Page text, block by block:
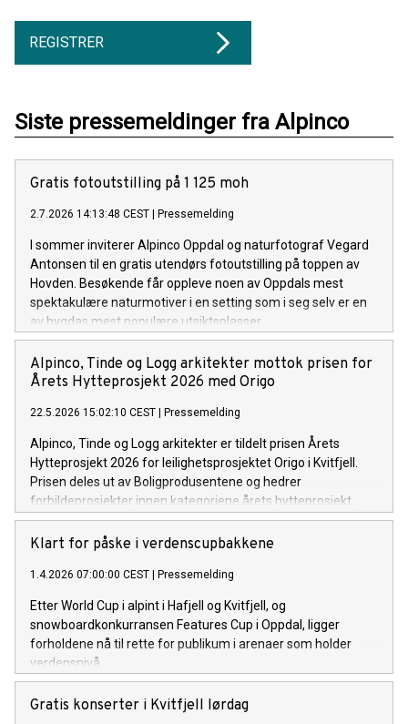
REGISTRER
Siste pressemeldinger fra Alpinco
Gratis fotoutstilling på 1 125 moh
2.7.2026 14:13:48 CEST Pressemelding
I sommer inviterer Alpinco Oppdal og naturfotograf Vegard
Antonsen til en gratis utendørs fotoutstilling på toppen av
Hovden. Besøkende får oppleve noen av Oppdals mest
spektakulære naturmotiver i en setting som i seg selv er en
av bygdas mest populære utsiktsplasser.
Alpinco, Tinde og Logg arkitekter mottok prisen for
Årets Hytteprosjekt 2026 med Origo
22.5.2026 15:02:10 CEST Pressemelding
Alpinco, Tinde og Logg arkitekter er tildelt prisen Årets
Hytteprosjekt 2026 for leilighetsprosjektet Origo i Kvitfjell.
Prisen deles ut av Boligprodusentene og hedrer
forbildeprosjekter innen kategoriene årets hytteprosjekt,
årets småhusprosjekt og årets leilighetsprosjekt.
Klart for påske i verdenscupbakkene
1.4.2026 07:00:00 CEST Pressemelding
Etter World Cup i alpint i Hafjell og Kvitfjell, og
snowboardkonkurransen Features Cup i Oppdal, ligger
forholdene nå til rette for publikum i arenaer som holder
verdensnivå.
Gratis konserter i Kvitfjell lørdag